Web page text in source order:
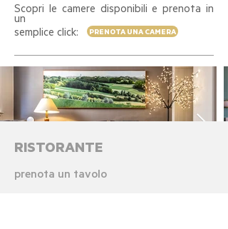
Scopri le camere disponibili e prenota in
un
PRENOTA UNA CAMERA
semplice click:
RISTORANTE
prenota un tavolo